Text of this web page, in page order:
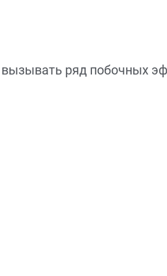
ряд побочных